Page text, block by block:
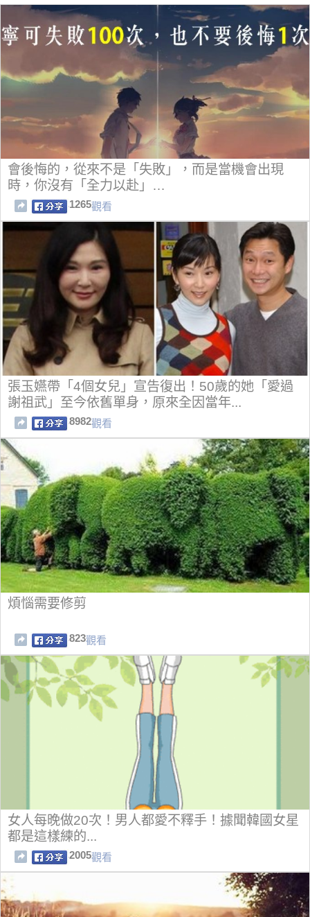
會後悔的，從來不是「失敗」，而是當機會出現
時，你沒有「全力以赴」…
1265觀看
張玉嬿帶「4個女兒」宣告復出！50歲的她「愛過
謝祖武」至今依舊單身，原來全因當年...
8982觀看
煩惱需要修剪
823觀看
女人每晚做20次！男人都愛不釋手！據聞韓國女星
都是這樣練的...
2005觀看